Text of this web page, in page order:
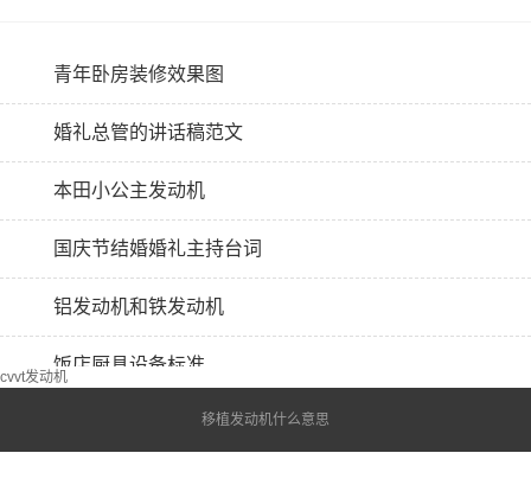
青年卧房装修效果图
婚礼总管的讲话稿范文
本田小公主发动机
国庆节结婚婚礼主持台词
铝发动机和铁发动机
饭店厨具设备标准
cvvt发动机
移植发动机什么意思